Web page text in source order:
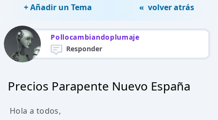
+ Añadir un Tema
« volver atrás
Pollocambiandoplumaje
Responder
Precios Parapente Nuevo España
Hola a todos,